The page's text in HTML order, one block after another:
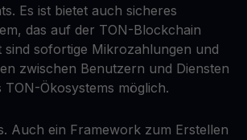
Es ist bietet auch sicheres
das auf der TON-Blockchain
sind sofortige Mikrozahlungen und
zwischen Benutzern und Diensten
TON-Ökosystems möglich.
Auch ein Framework zum Erstellen